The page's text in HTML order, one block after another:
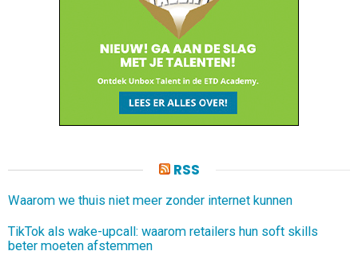
RSS
Waarom we thuis niet meer zonder internet kunnen
TikTok als wake-upcall: waarom retailers hun soft skills
beter moeten afstemmen